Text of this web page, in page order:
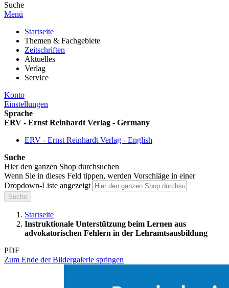
Suche
Menü
Startseite
Themen & Fachgebiete
Zeitschriften
Aktuelles
Verlag
Service
Konto
Einstellungen
Sprache
ERV - Ernst Reinhardt Verlag - Germany
ERV - Ernst Reinhardt Verlag - English
Suche
Hier den ganzen Shop durchsuchen
Wenn Sie in dieses Feld tippen, werden Vorschläge in einer
Dropdown-Liste angezeigt
Suche
Startseite
Instruktionale Unterstützung beim Lernen aus
advokatorischen Fehlern in der Lehramtsausbildung
PDF
Zum Ende der Bildergalerie springen